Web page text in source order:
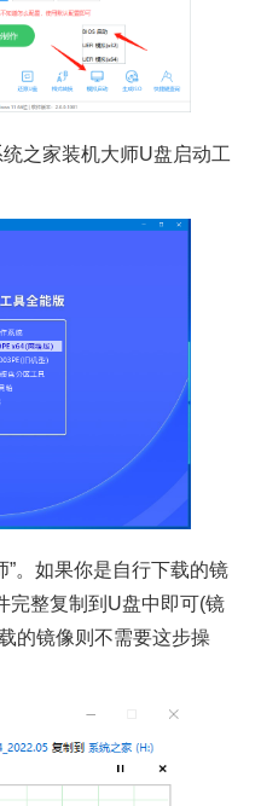
之家装机大师U盘启动工
如果你是自行下载的镜
完整复制到U盘中即可(镜
的镜像则不需要这步操